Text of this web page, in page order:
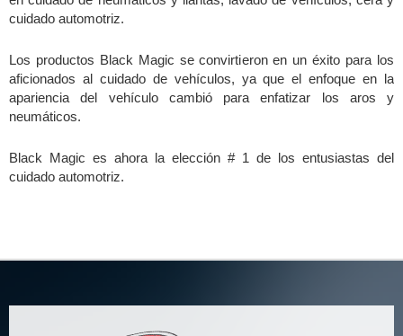
cuidado automotriz.
Los productos Black Magic se convirtieron en un éxito para los
aficionados al cuidado de vehículos, ya que el enfoque en la
apariencia del vehículo cambió para enfatizar los aros y
neumáticos.
Black Magic es ahora la elección # 1 de los entusiastas del
cuidado automotriz.